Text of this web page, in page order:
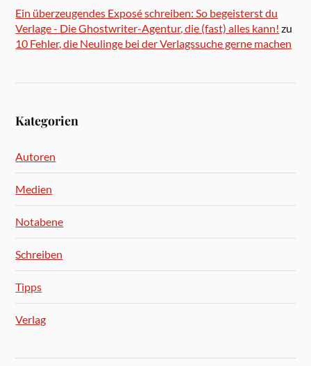
Ein überzeugendes Exposé schreiben: So begeisterst du
Verlage - Die Ghostwriter-Agentur, die (fast) alles kann! zu
10 Fehler, die Neulinge bei der Verlagssuche gerne machen
Kategorien
Autoren
Medien
Notabene
Schreiben
Tipps
Verlag